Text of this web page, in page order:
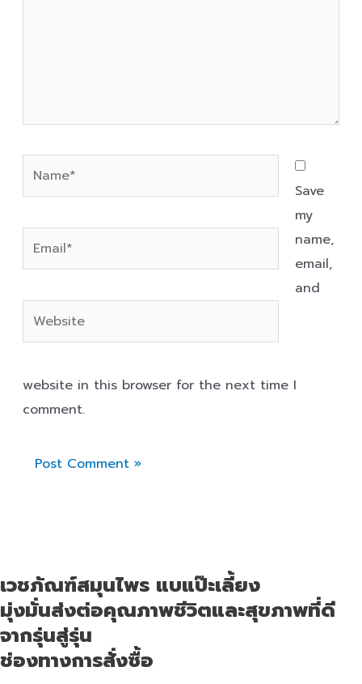
Name*
Email*
Website
Save
my
name,
email,
and
website in this browser for the next time I
comment.
เวชภัณฑ์สมุนไพร แบแป๊ะเลี้ยง
มุ่งมั่นส่งต่อคุณภาพชีวิตและสุขภาพที่ดี
จากรุ่นสู่รุ่น
ช่องทางการสั่งซื้อ